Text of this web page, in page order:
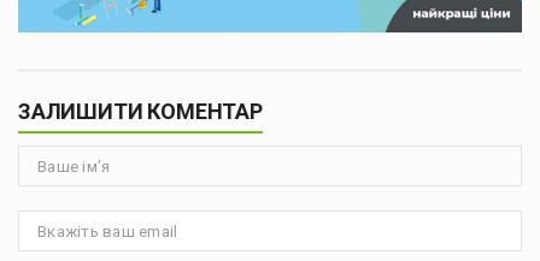
ЗАЛИШИТИ КОМЕНТАР